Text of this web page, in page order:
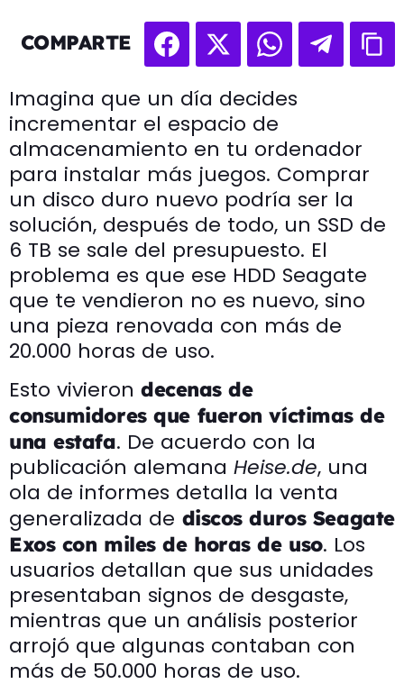
COMPARTE
Imagina que un día decides
incrementar el espacio de
almacenamiento en tu ordenador
para instalar más juegos. Comprar
un disco duro nuevo podría ser la
solución, después de todo, un SSD de
6 TB se sale del presupuesto. El
problema es que ese HDD Seagate
que te vendieron no es nuevo, sino
una pieza renovada con más de
20.000 horas de uso.
Esto vivieron decenas de
consumidores que fueron víctimas de
una estafa. De acuerdo con la
publicación alemana Heise.de, una
ola de informes detalla la venta
generalizada de discos duros Seagate
Exos con miles de horas de uso. Los
usuarios detallan que sus unidades
presentaban signos de desgaste,
mientras que un análisis posterior
arrojó que algunas contaban con
más de 50.000 horas de uso.